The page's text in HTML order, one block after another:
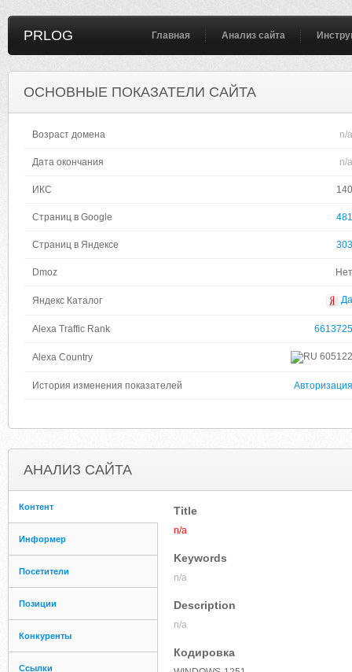
PRLOG Главная Анализ сайта
ОСНОВНЫЕ ПОКАЗАТЕЛИ САЙТА
Возраст домена n/a
Дата окончания n/a
ИКС 140
Страниц в Google 481
Страниц в Яндексе 303
Dmoz Нет
Яндекс Каталог Да
Alexa Traffic Rank 6613725
Alexa Country 605122
История изменения показателей Авторизация
АНАЛИЗ САЙТА
Контент
Информер
Посетители
Позиции
Конкуренты
Ссылки
Title
n/a
Keywords
n/a
Description
n/a
Кодировка